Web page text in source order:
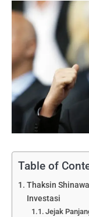
Table of
Thaksin
Investasi
Jejak